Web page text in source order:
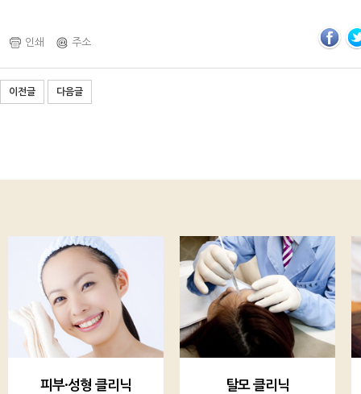
인쇄 주소
이전글 다음글
피부·성형 클리닉 탈모 클리닉